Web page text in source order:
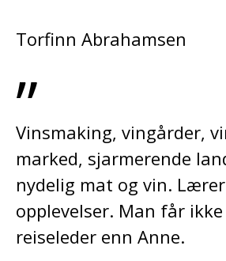
Torfinn Abrahamsen
”
Vinsmaking, vingårder,
marked, sjarmerende
nydelig mat og vin.
opplevelser. Man får
reiseleder enn Anne.